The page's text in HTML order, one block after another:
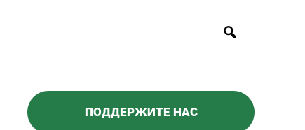
ПОДДЕРЖИТЕ НАС